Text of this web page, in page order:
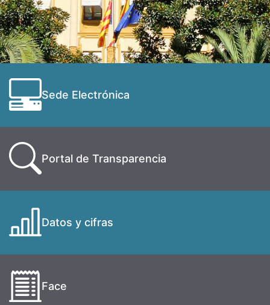
Sede Electrónica
Portal de Transparencia
Datos y cifras
Face